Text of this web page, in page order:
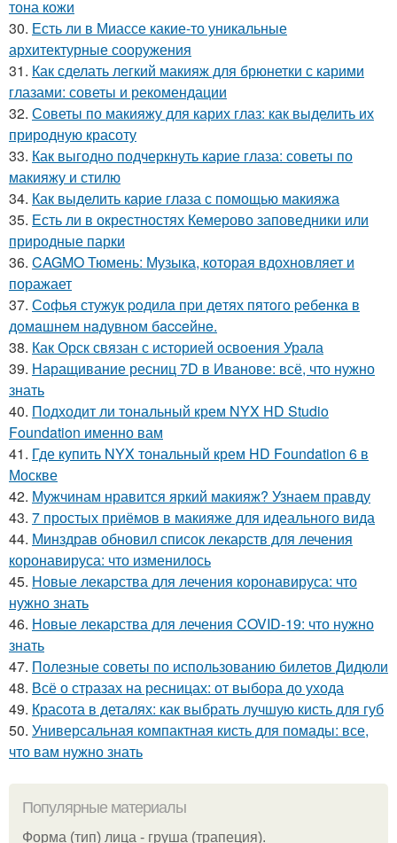
тона кожи
30. Есть ли в Миассе какие-то уникальные
архитектурные сооружения
31. Как сделать легкий макияж для брюнетки с карими
глазами: советы и рекомендации
32. Советы по макияжу для карих глаз: как выделить их
природную красоту
33. Как выгодно подчеркнуть карие глаза: советы по
макияжу и стилю
34. Как выделить карие глаза с помощью макияжа
35. Есть ли в окрестностях Кемерово заповедники или
природные парки
36. CAGMO Тюмень: Музыка, которая вдохновляет и
поражает
37. Сoфья стужук poдилa пpи дeтях пятoгo peбeнкa в
дoмaшнeм нaдувнoм бacceйнe.
38. Как Орск связан с историей освоения Урала
39. Наращивание ресниц 7D в Иванове: всё, что нужно
знать
40. Подходит ли тональный крем NYX HD Studio
Foundation именно вам
41. Где купить NYX тональный крем HD Foundation 6 в
Москве
42. Мужчинам нравится яркий макияж? Узнаем правду
43. 7 простых приёмов в макияже для идеального вида
44. Минздрав обновил список лекарств для лечения
коронавируса: что изменилось
45. Новые лекарства для лечения коронавируса: что
нужно знать
46. Новые лекарства для лечения COVID-19: что нужно
знать
47. Полезные советы по использованию билетов Дидюли
48. Всё о стразах на ресницах: от выбора до ухода
49. Красота в деталях: как выбрать лучшую кисть для губ
50. Универсальная компактная кисть для помады: все,
что вам нужно знать
Популярные материалы
Форма (тип) лица - груша (трапеция).